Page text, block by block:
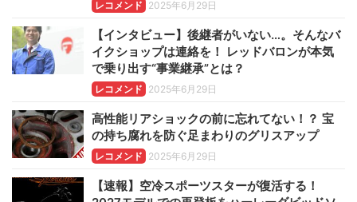
レコメンド 2025年6月29日
【インタビュー】後継者がいない…。そんなバ
イクショップは連絡を！ レッドバロンが本気
で乗り出す“事業継承”とは？
レコメンド 2025年6月29日
高性能リアショックの前に忘れてない！？ 宝
の持ち腐れを防ぐ足まわりのグリスアップ
レコメンド 2025年6月29日
【速報】空冷スポーツスターが復活する！